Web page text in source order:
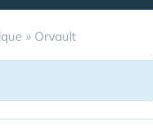
» Orvault